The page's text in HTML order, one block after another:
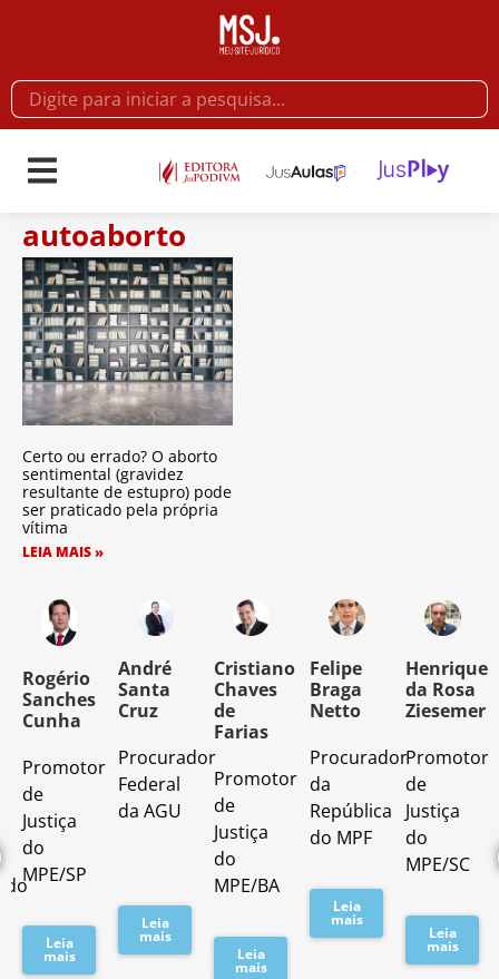
autoaborto
Certo ou errado? O aborto
sentimental (gravidez
resultante de estupro) pode
ser praticado pela própria
vítima
LEIA MAIS »
Rogério
Sanches
Cunha
Promotor
de
Justiça
do
MPE/SP
Leia
mais
André
Santa
Cruz
Procurador
Federal
da AGU
Leia
mais
Cristiano
Chaves
de
Farias
Promotor
de
Justiça
do
MPE/BA
Leia
mais
Felipe
Braga
Netto
Procurador
da
República
do MPF
Leia
mais
Henrique
da Rosa
Ziesemer
Promotor
de
Justiça
do
MPE/SC
Leia
mais